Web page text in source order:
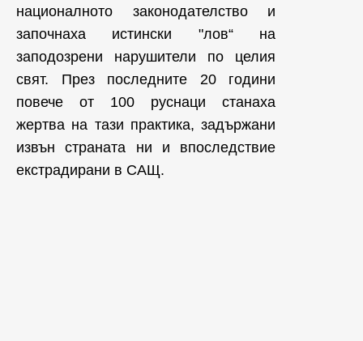
националното законодателство и
започнаха истински "лов“ на
заподозрени нарушители по целия
свят. През последните 20 години
повече от 100 руснаци станаха
жертва на тази практика, задържани
извън страната ни и впоследствие
екстрадирани в САЩ.